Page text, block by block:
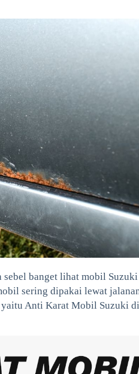
sebel banget lihat mobil
sering dipakai lewat
yaitu Anti Karat Mobil Suzuki